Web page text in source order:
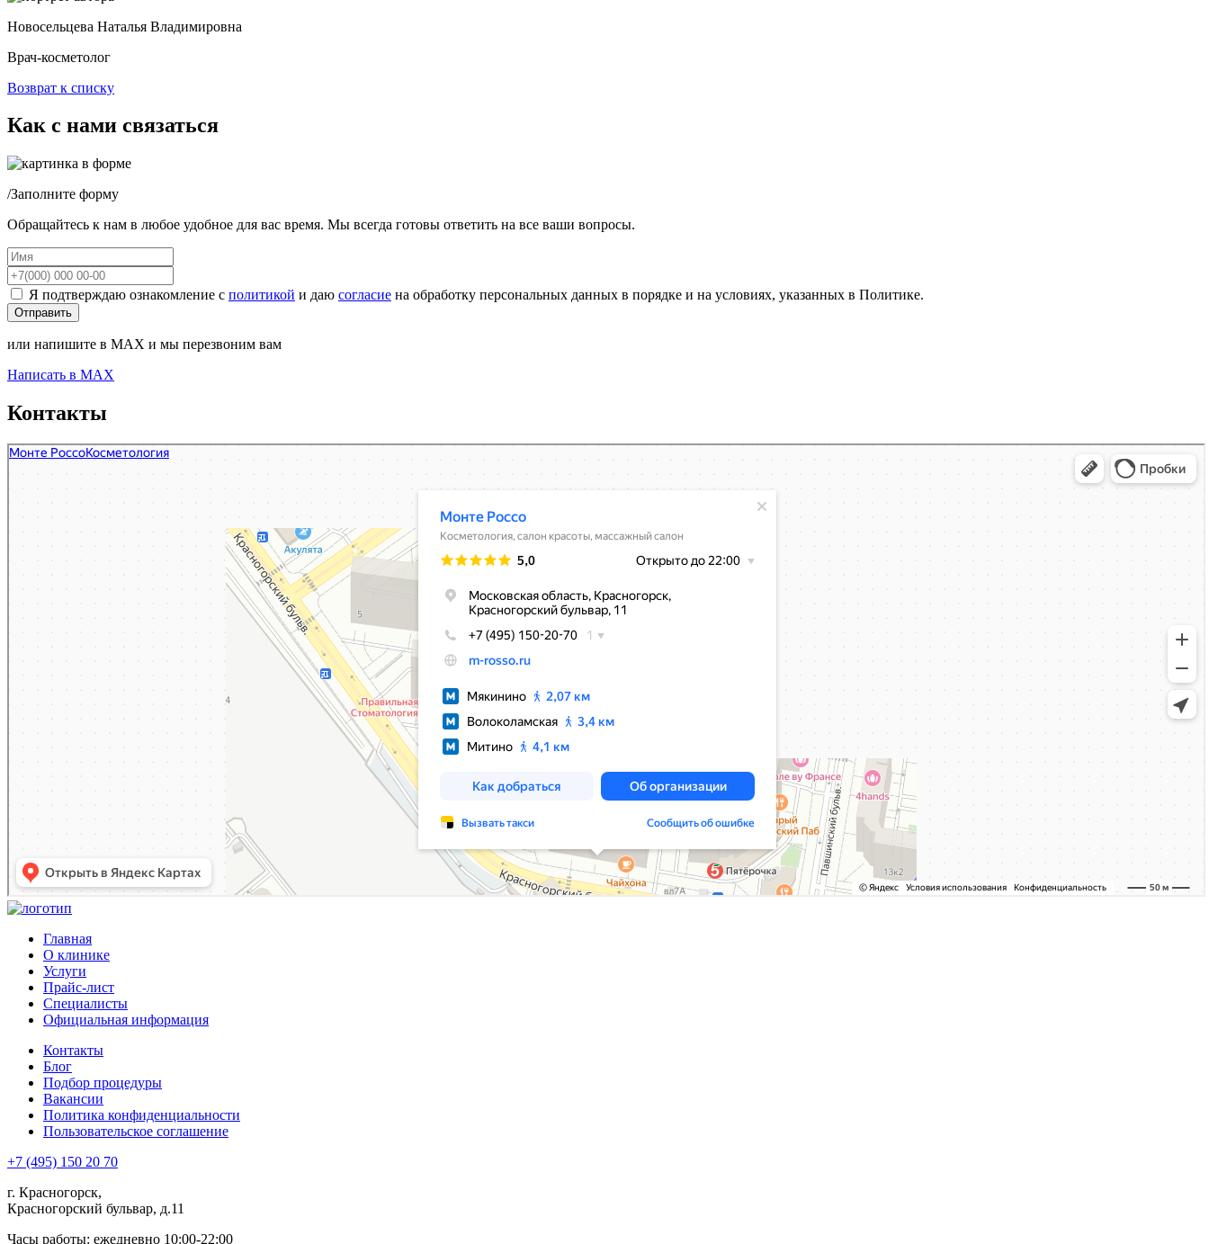
Новосельцева Наталья Владимировна
Врач-косметолог
Возврат к списку
Как с нами связаться
/Заполните форму
Обращайтесь к нам в любое удобное для вас время. Мы всегда готовы ответить на все ваши вопросы.
Я подтверждаю ознакомление с политикой и даю согласие на обработку персональных данных в порядке и на условиях, указанных в Политике.
или напишите в MAX и мы перезвоним вам
Написать в MAX
Контакты
Главная
О клинике
Услуги
Прайс-лист
Специалисты
Официальная информация
Контакты
Блог
Подбор процедуры
Вакансии
Политика конфиденциальности
Пользовательское соглашение
+7 (495) 150 20 70
г. Красногорск,
Красногорский бульвар, д.11
Часы работы: ежедневно 10:00-22:00